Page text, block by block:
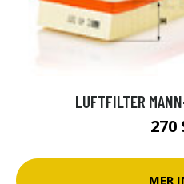
LUFTFILTER
270
MER